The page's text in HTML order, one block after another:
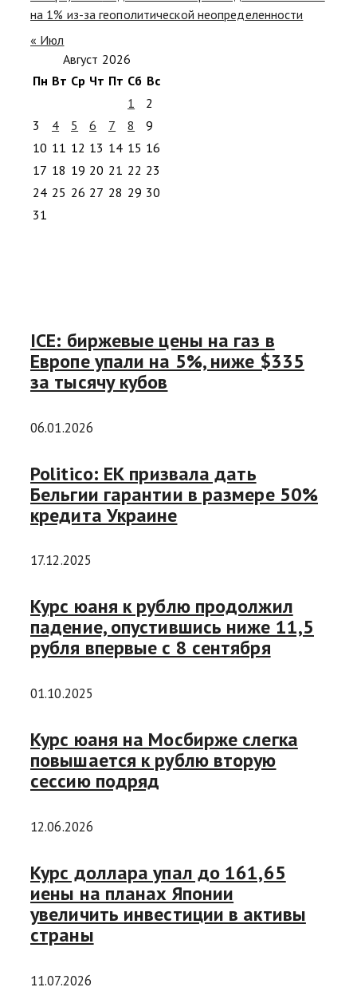
на 1% из-за геополитической неопределенности
« Июл
Август 2026
Пн Вт Ср Чт Пт Сб Вс
1
2
3
4 5 6 7 8
9
10 11 12 13 14 15 16
17 18 19 20 21 22 23
24 25 26 27 28 29 30
31
ICE: биржевые цены на газ в
Европе упали на 5%, ниже $335
за тысячу кубов
06.01.2026
Politico: ЕК призвала дать
Бельгии гарантии в размере 50%
кредита Украине
17.12.2025
Курс юаня к рублю продолжил
падение, опустившись ниже 11,5
рубля впервые с 8 сентября
01.10.2025
Курс юаня на Мосбирже слегка
повышается к рублю вторую
сессию подряд
12.06.2026
Курс доллара упал до 161,65
иены на планах Японии
увеличить инвестиции в активы
страны
11.07.2026